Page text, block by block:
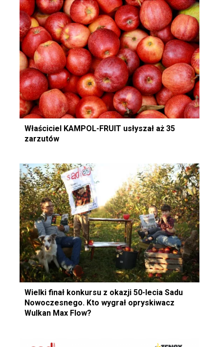
Właściciel KAMPOL-FRUIT usłyszał aż 35
zarzutów
Wielki finał konkursu z okazji 50-lecia Sadu
Nowoczesnego. Kto wygrał opryskiwacz
Wulkan Max Flow?